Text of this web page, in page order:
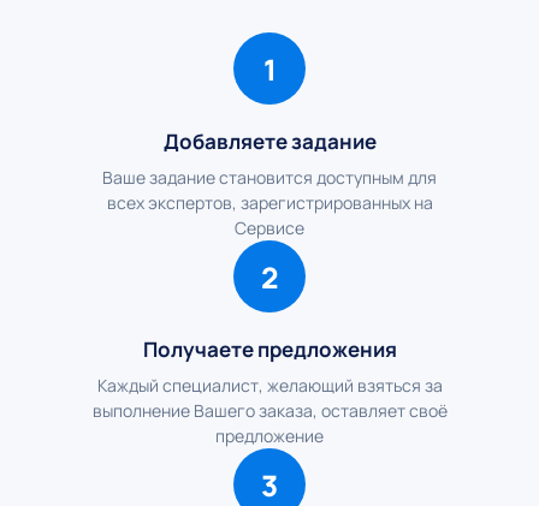
1
Добавляете задание
Ваше задание становится доступным для
всех экспертов, зарегистрированных на
Сервисе
2
Получаете предложения
Каждый специалист, желающий взяться за
выполнение Вашего заказа, оставляет своё
предложение
3